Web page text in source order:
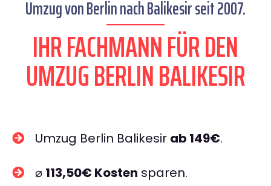
Umzug von Berlin nach Balikesir seit 2007.
IHR FACHMANN FÜR DEN
UMZUG BERLIN BALIKESIR
Umzug Berlin Balikesir ab 149€.
⌀ 113,50€ Kosten sparen.